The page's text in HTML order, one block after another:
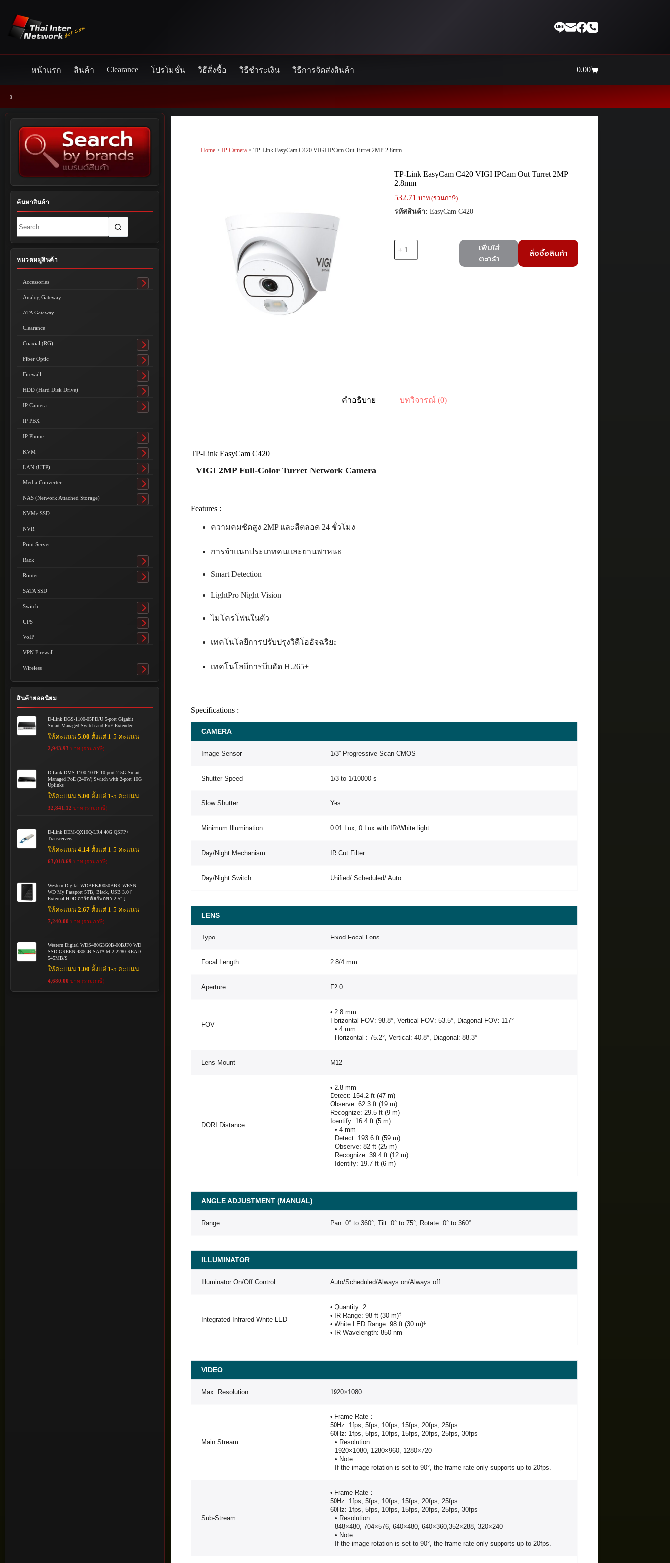
content
หน้าแรก สินค้า Clearance โปรโมชั่น วิธีสั่งซื้อ วิธีชำระเงิน วิธีการจัดส่งสินค้า
Shopping
0.00
Home >IP Camera > TP-Link EasyCam C420 VIGI IPCam Out Turret 2MP 2.8mm
TP-Link EasyCam C420 VIGI IPCam Out Turret 2MP
2.8mm
532.71 บาท (รวมภาษี)
รหัสสินค้า: EasyCam C420
เพิ่มใส่
ตะกร้า
สั่งซื้อสินค้า
คำอธิบาย บทวิจารณ์ (0)
TP-Link EasyCam C420
VIGI 2MP Full-Color Turret Network Camera
Features :
ความคมชัดสูง 2MP และสีตลอด 24 ชั่วโมง
การจำแนกประเภทคนและยานพาหนะ
Smart Detection
LightPro Night Vision
ไมโครโฟนในตัว
เทคโนโลยีการปรับปรุงวิดีโออัจฉริยะ
เทคโนโลยีการบีบอัด H.265+
Specifications :
CAMERA
Image Sensor 1/3” Progressive Scan CMOS
Shutter Speed 1/3 to 1/10000 s
Slow Shutter Yes
Minimum Illumination 0.01 Lux; 0 Lux with IR/White light
Day/Night Mechanism IR Cut Filter
Day/Night Switch Unified/ Scheduled/ Auto
LENS
Type Fixed Focal Lens
Focal Length 2.8/4 mm
Aperture F2.0
FOV
• 2.8 mm:
Horizontal FOV: 98.8°, Vertical FOV: 53.5°, Diagonal FOV: 117°
• 4 mm:
Horizontal : 75.2°, Vertical: 40.8°, Diagonal: 88.3°
Lens Mount M12
DORI Distance
• 2.8 mm
Detect: 154.2 ft (47 m)
Observe: 62.3 ft (19 m)
Recognize: 29.5 ft (9 m)
Identify: 16.4 ft (5 m)
• 4 mm
Detect: 193.6 ft (59 m)
Observe: 82 ft (25 m)
Recognize: 39.4 ft (12 m)
Identify: 19.7 ft (6 m)
ANGLE ADJUSTMENT (MANUAL)
Range Pan: 0° to 360°, Tilt: 0° to 75°, Rotate: 0° to 360°
ILLUMINATOR
Illuminator On/Off Control Auto/Scheduled/Always on/Always off
Integrated Infrared-White LED
• Quantity: 2
• IR Range: 98 ft (30 m)‡
• White LED Range: 98 ft (30 m)‡
• IR Wavelength: 850 nm
VIDEO
Max. Resolution 1920×1080
Main Stream
• Frame Rate：
50Hz: 1fps, 5fps, 10fps, 15fps, 20fps, 25fps
60Hz: 1fps, 5fps, 10fps, 15fps, 20fps, 25fps, 30fps
• Resolution:
1920×1080, 1280×960, 1280×720
• Note:
If the image rotation is set to 90°, the frame rate only supports up to 20fps.
Sub-Stream
• Frame Rate：
50Hz: 1fps, 5fps, 10fps, 15fps, 20fps, 25fps
60Hz: 1fps, 5fps, 10fps, 15fps, 20fps, 25fps, 30fps
• Resolution:
848×480, 704×576, 640×480, 640×360,352×288, 320×240
• Note:
If the image rotation is set to 90°, the frame rate only supports up to 20fps.
ค้นหาสินค้า
results
หมวดหมู่สินค้า
Accessories
Toggle
Analog Gateway
ATA Gateway
Clearance
Coaxial (RG)
Toggle
submenu
Fiber Optic
Toggle
submenu
Firewall
Toggle
submenu
HDD (Hard Disk Drive)
Toggle
submenu
IP Camera
Toggle
IP PBX
IP Phone
Toggle
submenu
KVM
Toggle
submenu
LAN (UTP)
Toggle
submenu
Media Converter
Toggle
submenu
NAS (Network Attached Storage)
Toggle
NVMe SSD
NVR
Print Server
Rack
Toggle
submenu
Router
Toggle
SATA SSD
Switch
Toggle
submenu
UPS
Toggle
submenu
VoIP
Toggle
VPN Firewall
Wireless
Toggle
submenu
สินค้ายอดนิยม
D-Link DGS-1100-05PD/U 5-port Gigabit
Smart Managed Switch and PoE Extender
ให้คะแนน5.00 ตั้งแต่ 1-5 คะแนน
2,943.93 บาท (รวมภาษี)
D-Link DMS-1100-10TP 10-port 2.5G Smart
Managed PoE (240W) Switch with 2-port 10G
Uplinks
ให้คะแนน5.00 ตั้งแต่ 1-5 คะแนน
32,841.12 บาท (รวมภาษี)
D-Link DEM-QX10Q-LR4 40G QSFP+
Transceivers
ให้คะแนน4.14 ตั้งแต่ 1-5 คะแนน
63,018.69 บาท (รวมภาษี)
Western Digital WDBPKJ0050BBK-WESN
WD My Passport 5TB, Black, USB 3.0 [
External HDD ฮาร์ดดิสก์พกพา 2.5" ]
ให้คะแนน2.67 ตั้งแต่ 1-5 คะแนน
7,240.00 บาท (รวมภาษี)
Western Digital WDS480G3G0B-00BJF0 WD
SSD GREEN 480GB SATA M.2 2280 READ
545MB/S
ให้คะแนน 1.00 ตั้งแต่ 1-5 คะแนน
4,680.00 บาท (รวมภาษี)